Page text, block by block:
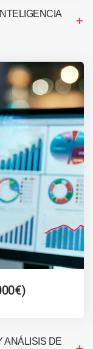
ANÁLISIS DE